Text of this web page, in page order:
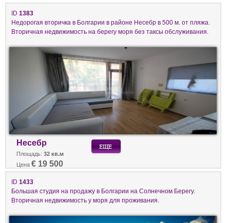
ID 1383
Недорогая вторичка в Болгарии в районе Несебр в 500 м. от пляжа.
Вторичная недвижимость на берегу моря без таксы обслуживания.
Несебр
Площадь: 32 кв.м
Цена € 19 500
ID 1433
Большая студия на продажу в Болгарии на Солнечном Берегу.
Вторичная недвижимость у моря для проживания.